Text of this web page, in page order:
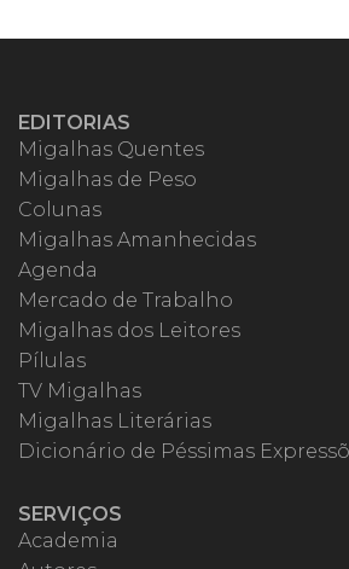
EDITORIAS
Migalhas Quentes
Migalhas de Peso
Colunas
Migalhas Amanhecidas
Agenda
Mercado de Trabalho
Migalhas dos Leitores
Pílulas
TV Migalhas
Migalhas Literárias
Dicionário de Péssimas
SERVIÇOS
Academia